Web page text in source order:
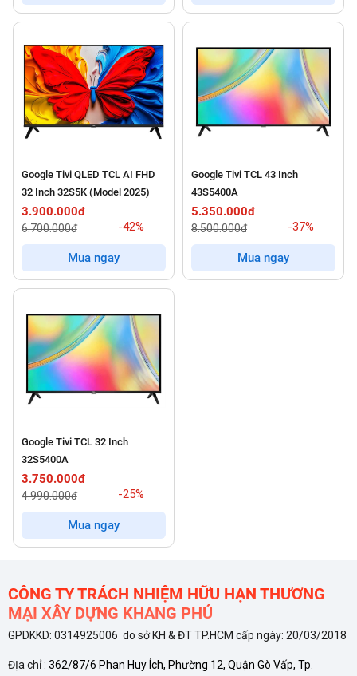
Google Tivi QLED TCL AI FHD
32 Inch 32S5K (Model 2025)
3.900.000đ
6.700.000đ -42%
Mua ngay
Google Tivi TCL 43 Inch
43S5400A
5.350.000đ
8.500.000đ -37%
Mua ngay
Google Tivi TCL 32 Inch
32S5400A
3.750.000đ
4.990.000đ -25%
Mua ngay
CÔNG TY TRÁCH NHIỆM HỮU HẠN THƯƠNG
MẠI XÂY DỰNG KHANG PHÚ
GPDKKD: 0314925006 do sở KH & ĐT TP.HCM cấp ngày: 20/03/2018
ĐỊa chỉ : 362/87/6 Phan Huy Ích, Phường 12, Quận Gò Vấp, Tp.